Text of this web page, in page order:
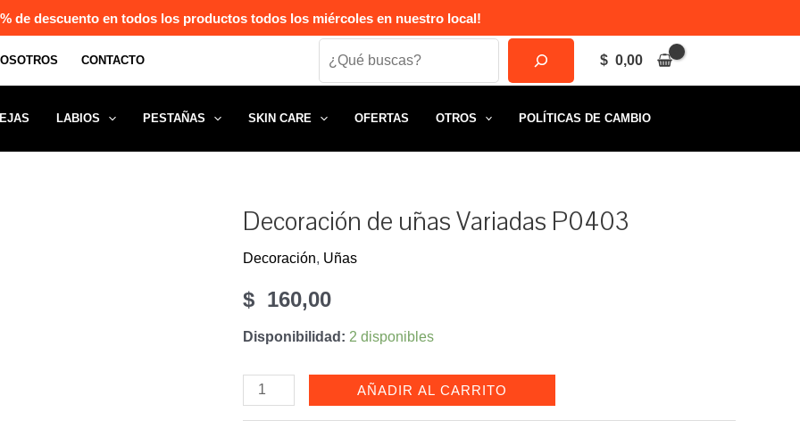
de descuento en todos los productos todos los miércoles en nuestro local!
CONTACTO
Search
$ 0,00
LABIOS PESTAÑAS SKIN CARE OFERTAS OTROS POLÍTICAS DE CAMBIO
Decoración de uñas Variadas P0403
Decoración, Uñas
$ 160,00
Disponibilidad: 2 disponibles
Decoración
AÑADIR AL CARRITO